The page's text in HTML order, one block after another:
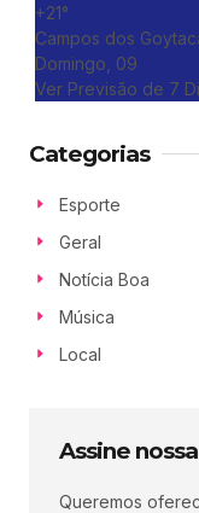
+21°
Campos dos
Domingo, 09
Ver Previsão de 7
Categorias
Esporte
Geral
Notícia Boa
Música
Local
Assine
Queremos